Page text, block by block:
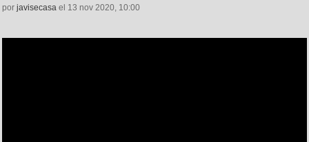
por javisecasa el 13 nov 2020, 10:00